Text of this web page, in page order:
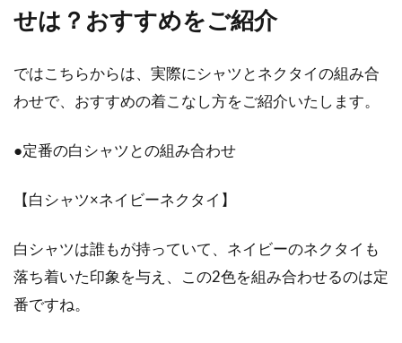
れる清純なイメージの水色。水色は夏だけの独
占色...
ニット・プレゼント特集
ご主人や長い付き合いの彼氏へプレゼントを毎
年贈っていると、「今年は何にしようか…」と
せは？おすすめをご紹介
ではこちらからは、実際にシャツとネクタイの組み合
わせで、おすすめの着こなし方をご紹介いたします。
●定番の白シャツとの組み合わせ
【白シャツ×ネイビーネクタイ】
白シャツは誰もが持っていて、ネイビーのネクタイも
落ち着いた印象を与え、この2色を組み合わせるのは定
番ですね。